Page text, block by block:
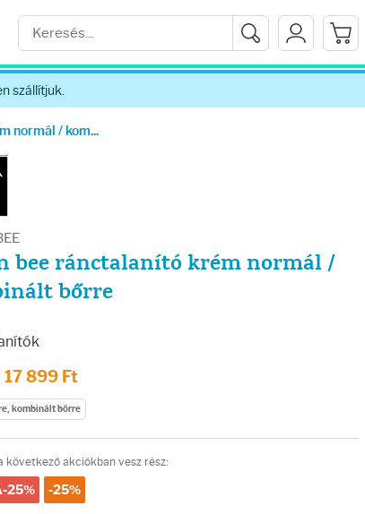
szállítjuk.
normál / kom...
bee ránctalanító krém normál /
bőrre
17 899 Ft
kombinált bőrre
következő akciókban vesz rész:
25% -25%